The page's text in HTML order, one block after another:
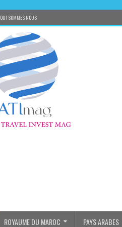
QUI SOMMES NOUS
ROYAUME DU MAROC PAYS ARABES